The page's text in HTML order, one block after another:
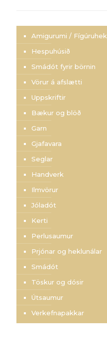
Amigurumi /
Hespuhúsið
Smádót fyrir börnin
Vörur á afslætti
Uppskriftir
Bækur og blöð
Garn
Gjafavara
Seglar
Handverk
Ilmvörur
Jóladót
Kerti
Perlusaumur
Prjónar og heklunálar
Smádót
Töskur og dósir
Útsaumur
Verkefnapakkar